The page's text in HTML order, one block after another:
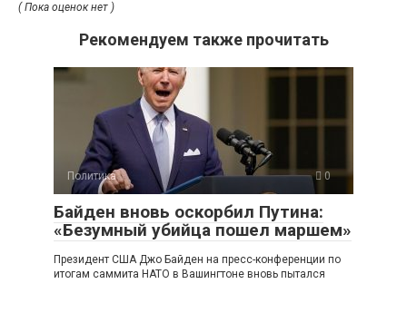
( Пока оценок нет )
Рекомендуем также прочитать
Политика 0
Байден вновь оскорбил Путина:
«Безумный убийца пошел маршем»
Президент США Джо Байден на пресс-конференции по
итогам саммита НАТО в Вашингтоне вновь пытался